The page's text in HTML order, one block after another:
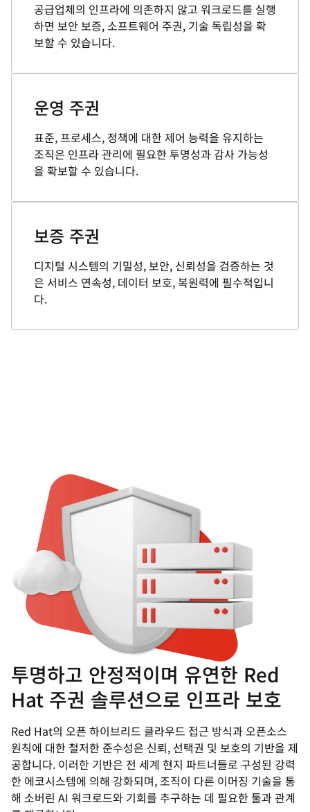
공급업체의 인프라에 의존하지 않고 워크로드를 실행
하면 보안 보증, 소프트웨어 주권, 기술 독립성을 확
보할 수 있습니다.
운영 주권
표준, 프로세스, 정책에 대한 제어 능력을 유지하는
조직은 인프라 관리에 필요한 투명성과 감사 가능성
을 확보할 수 있습니다.
보증 주권
디지털 시스템의 기밀성, 보안, 신뢰성을 검증하는 것
은 서비스 연속성, 데이터 보호, 복원력에 필수적입니
다.
투명하고 안정적이며 유연한 Red
Hat 주권 솔루션으로 인프라 보호
Red Hat의 오픈 하이브리드 클라우드 접근 방식과 오픈소스
원칙에 대한 철저한 준수성은 신뢰, 선택권 및 보호의 기반을 제
공합니다. 이러한 기반은 전 세계 현지 파트너들로 구성된 강력
한 에코시스템에 의해 강화되며, 조직이 다른 이머징 기술을 통
해 소버린 AI 워크로드와 기회를 추구하는 데 필요한 툴과 관계